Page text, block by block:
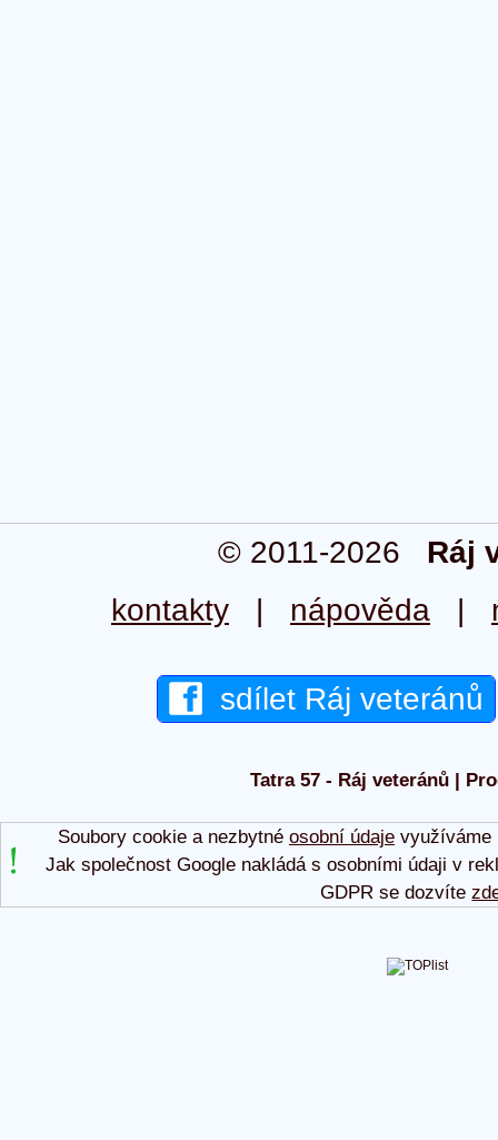
© 2011-2026 Ráj
kontakty | nápověda |
sdílet Ráj veteránů
Tatra 57 - Ráj veteránů |
Soubory cookie a nezbytné osobní údajevyužíváme
Jak společnost Google nakládá s osobními údaji v
GDPR se dozvíte